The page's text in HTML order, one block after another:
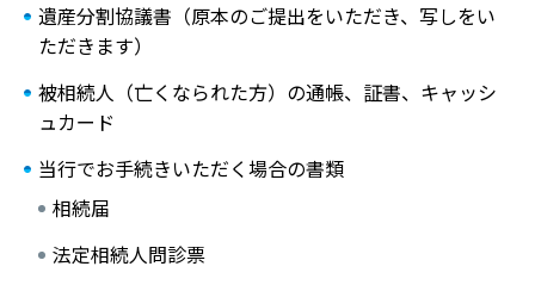
遺産分割協議書（原本のご提出をいただき、写しをい
ただきます）
被相続人（亡くなられた方）の通帳、証書、キャッシ
ュカード
当行でお手続きいただく場合の書類
相続届
法定相続人問診票